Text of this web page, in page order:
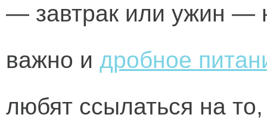
— завтрак или ужин —
важно и дробное
любят ссылаться на